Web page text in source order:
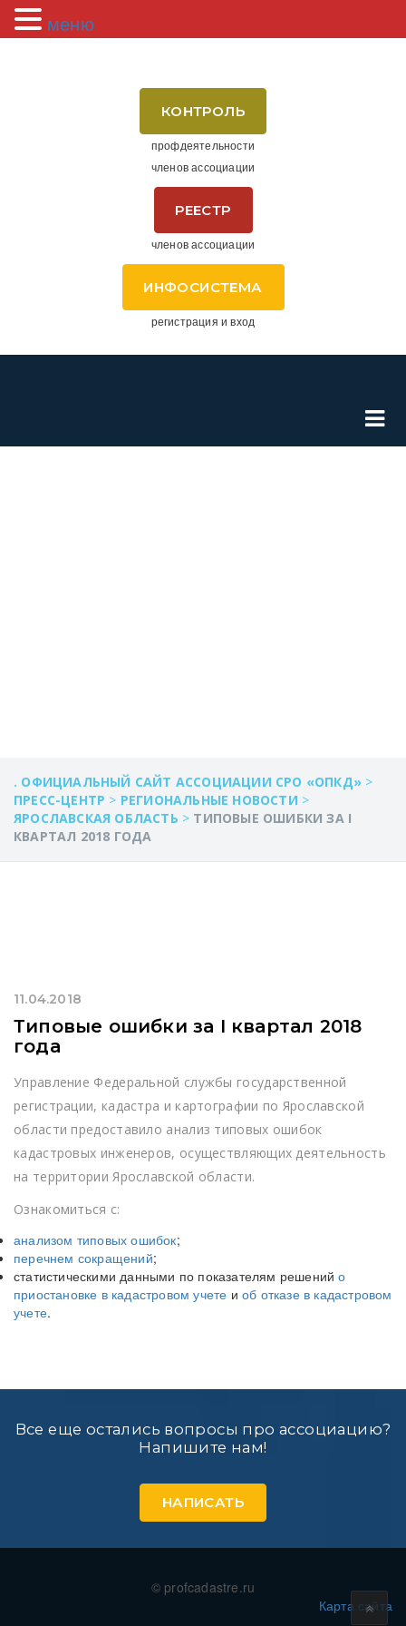
КОНТРОЛЬ
профдеятельности
членов ассоциации
РЕЕСТР
членов ассоциации
ИНФОСИСТЕМА
регистрация и вход
. ОФИЦИАЛЬНЫЙ САЙТ АССОЦИАЦИИ СРО «ОПКД» >
ПРЕСС-ЦЕНТР > РЕГИОНАЛЬНЫЕ НОВОСТИ >
ЯРОСЛАВСКАЯ ОБЛАСТЬ > ТИПОВЫЕ ОШИБКИ ЗА I
КВАРТАЛ 2018 ГОДА
11.04.2018
Типовые ошибки за I квартал 2018
года
Управление Федеральной службы государственной
регистрации, кадастра и картографии по Ярославской
области предоставило анализ типовых ошибок
кадастровых инженеров, осуществляющих деятельность
на территории Ярославской области.
Ознакомиться с:
анализом типовых ошибок;
перечнем сокращений;
статистическими данными по показателям решенийо
приостановке в кадастровом учете иоб отказе в кадастровом
учете.
Все еще остались вопросы про ассоциацию?
Напишите нам!
НАПИСАТЬ
© profcadastre.ru
Карта сайта
меню